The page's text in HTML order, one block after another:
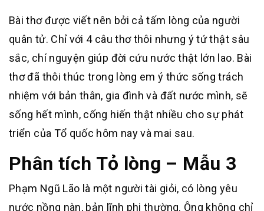
Bài thơ được viết nên bởi cả tấm lòng của người
quân tử. Chỉ với 4 câu thơ thôi nhưng ý tứ thật sâu
sắc, chí nguyện giúp đời cứu nước thật lớn lao. Bài
thơ đã thôi thúc trong lòng em ý thức sống trách
nhiệm với bản thân, gia đình và đất nước mình, sẽ
sống hết mình, cống hiến thật nhiều cho sự phát
triển của Tổ quốc hôm nay và mai sau.
Phân tích Tỏ lòng – Mẫu 3
Phạm Ngũ Lão là một người tài giỏi, có lòng yêu
nước nồng nàn, bản lĩnh phi thường. Ông không chỉ